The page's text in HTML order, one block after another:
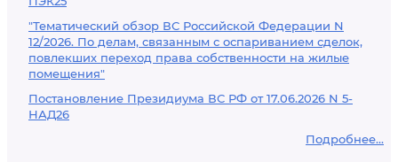
"Тематический обзор ВС Российской Федерации N
12/2026. По делам, связанным с оспариванием сделок,
повлекших переход права собственности на жилые
помещения"
Постановление Президиума ВС РФ от 17.06.2026 N 5-
НАД26
Подробнее...